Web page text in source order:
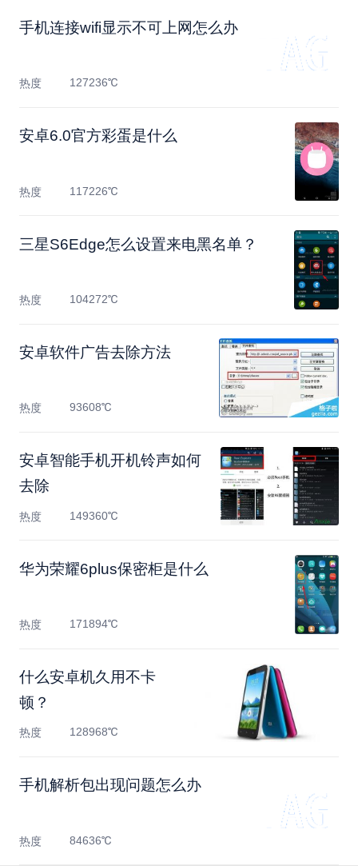
手机连接wifi显示不可上网怎么办
热度 127236℃
安卓6.0官方彩蛋是什么
热度 117226℃
三星S6Edge怎么设置来电黑名单？
热度 104272℃
安卓软件广告去除方法
热度 93608℃
安卓智能手机开机铃声如何
去除
热度 149360℃
华为荣耀6plus保密柜是什么
热度 171894℃
什么安卓机久用不卡
顿？
热度 128968℃
手机解析包出现问题怎么办
热度 84636℃